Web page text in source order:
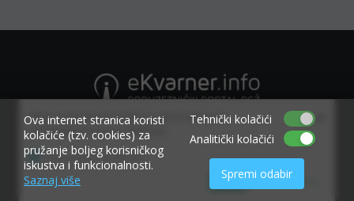
Allow www.ekvarner.info to send web push
notifications to your desktop.
Powered by SendPulse
Don't allow
Allow
×
Ova internet stranica koristi
kolačiće (tzv. cookies) za
pružanje boljeg korisničkog
iskustva i funkcionalnosti.
Saznaj više
Tehnički kolačići
Analitički kolačići
Spremi odabir